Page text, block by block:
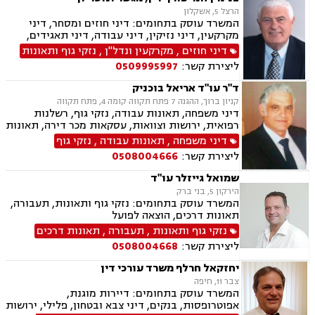
משפט אזרחי.
הרצל 5, אשקלון
המשרד עוסק בתחומים: דיני חוזים ומסחר, דיני
מקרקעין, דיני נזיקין, דיני עבודה, דיני תאגידים,
הוצאה לפועל, סדר דין אזרחי וראיות, עבירות מס
כלכליות, עסקאות מכר דירה, ליקויי בנייה, מגשרים,
מיסוי נדל"ן, מסים, נדל"ן, פינוי מושכר, ליטיגציה,
ירושות וצוואות, אבדן כושר עבודה, בוררים, ביטוח
לאומי, גישור במשפחה, גישור ובוררויות, דיני
פשיטות רגל, הסכמי ממון, תאונות דרכים, תעבורה,
תכנון ובניה.
דיני חוזים , מקרקעין ונדל"ן, נזקי גוף ותאונות
ליצירת קשר: 0509995997
ד"ר עו"ד אריאל בוכניק
קניון ברוך, ההגנה 7 פתח תקווה קומה 4, פתח תקווה
דיני משפחה, תאונות עבודה, נזקי גוף, רשלנות
רפואית, ירושות וצוואות, עסקאות מכר דירה, תאונות
עקב רשלנות, דיני עבודה, אבדן כושר עבודה, פינוי
בינוי, דיני מקרקעין, פשיטת רגל, חדלות פרעון,
תעבורה
דיני משפחה , תאונות עבודה , נזקי גוף
ליצירת קשר: 0508004666
שמואל גייזלר עו"ד
הירקון 5, בני ברק
המשרד עוסק בתחומים: נזקי גוף ותאונות, תעבורה,
תאונות דרכים, הוצאה לפועל
נזקי גוף ותאונות , תעבורה , תאונות דרכים
ליצירת קשר: 0508004668
יחזקאל חרלף משרד עורכי דין
צבר 11, חיפה
המשרד עוסק בתחומים: דיירות מוגנת,
אפוטרופסות, בנקים, דיני צבא ובטחון, פלילי, ירושות